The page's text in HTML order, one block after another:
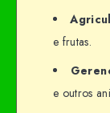
e frutas.
e outros